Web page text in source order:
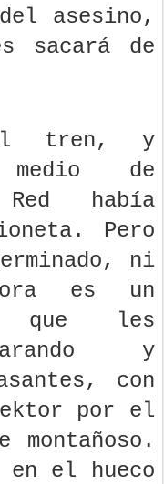
asesino,
sacará de
tren, y
de
había
Pero
ni
es un
que les
y
con
por el
el hueco